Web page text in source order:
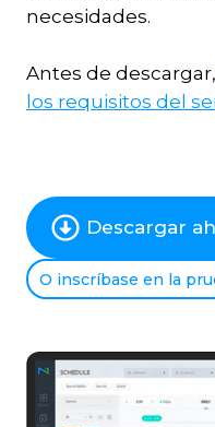
necesidades.
Antes de descargar,
los requisitos del
Descargar
O inscríbase en la